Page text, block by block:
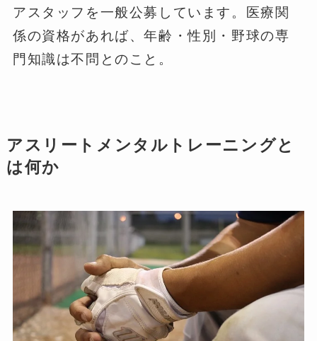
アスタッフを一般公募しています。医療関
係の資格があれば、年齢・性別・野球の専
門知識は不問とのこと。
アスリートメンタルトレーニングと
は何か